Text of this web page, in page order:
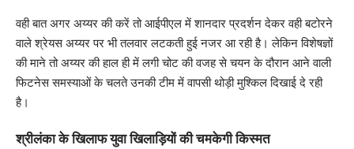
वही बात अगर अय्यर की करें तो आईपीएल में शानदार प्रदर्शन देकर वही बटोरने
वाले श्रेयस अय्यर पर भी तलवार लटकती हुई नजर आ रही है। लेकिन विशेषज्ञों
की माने तो अय्यर की हाल ही में लगी चोट की वजह से चयन के दौरान आने वाली
फिटनेस समस्याओं के चलते उनकी टीम में वापसी थोड़ी मुश्किल दिखाई दे रही
है।
श्रीलंका के खिलाफ युवा खिलाड़ियों की चमकेगी किस्मत